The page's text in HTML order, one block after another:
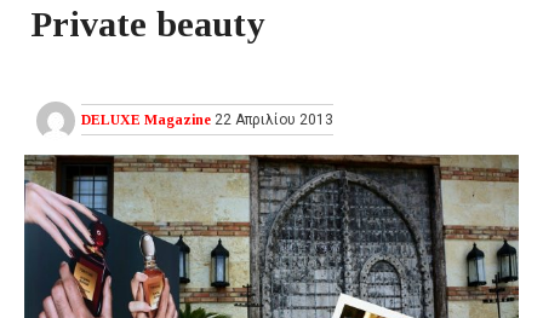
Private beauty
DELUXE Magazine 22 Απριλίου 2013